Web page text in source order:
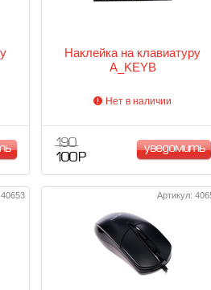
Наклейка на клавиатуру
A_KEYB
Нет в наличии
190
100 Р
уведомить
Артикул: